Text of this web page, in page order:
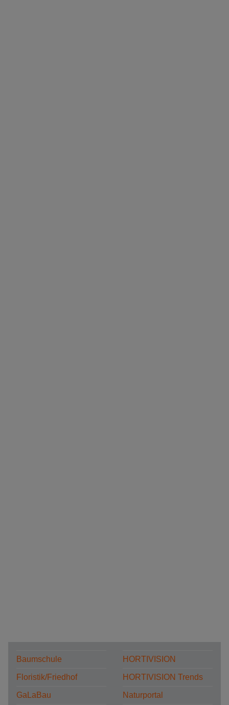
Baumschule
Floristik/Friedhof
GaLaBau
HORTIVISION
HORTIVISION Trends
Naturportal